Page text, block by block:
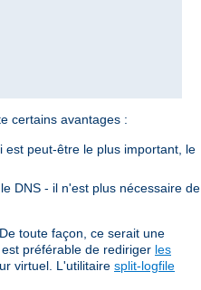
certains avantages :
est peut-être le plus important, le
DNS - il n'est plus nécessaire de
toute façon, ce serait une
préférable de rediriger les
virtuel. L'utilitaire split-logfile